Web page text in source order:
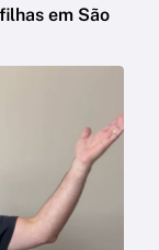
em São